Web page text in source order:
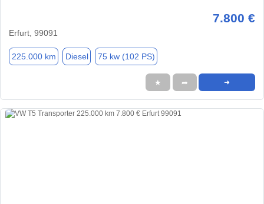
7.800 €
Erfurt, 99091
225.000 km Diesel 75 kw (102 PS)
★ ➦ ➜